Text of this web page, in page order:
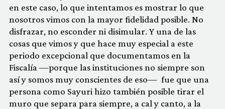
en este caso, lo que intentamos es mostrar lo que
nosotros vimos con la mayor fidelidad posible. No
disfrazar, no esconder ni disimular. Y una de las
cosas que vimos y que hace muy especial a este
periodo excepcional que documentamos en la
Fiscalía —porque las instituciones no siempre son
así y somos muy conscientes de eso— fue que una
persona como Sayuri hizo también posible tirar el
muro que separa para siempre, a cal y canto, a la